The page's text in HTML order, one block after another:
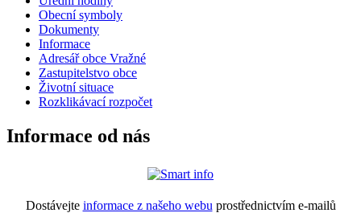
Obecní symboly
Dokumenty
Informace
Adresář obce Vražné
Zastupitelstvo obce
Životní situace
Rozklikávací rozpočet
Informace od nás
Dostávejte informace z našeho webu prostřednictvím e-mailů